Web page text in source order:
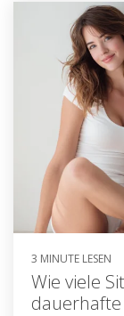
3 MINUTE LESEN
Wie viele